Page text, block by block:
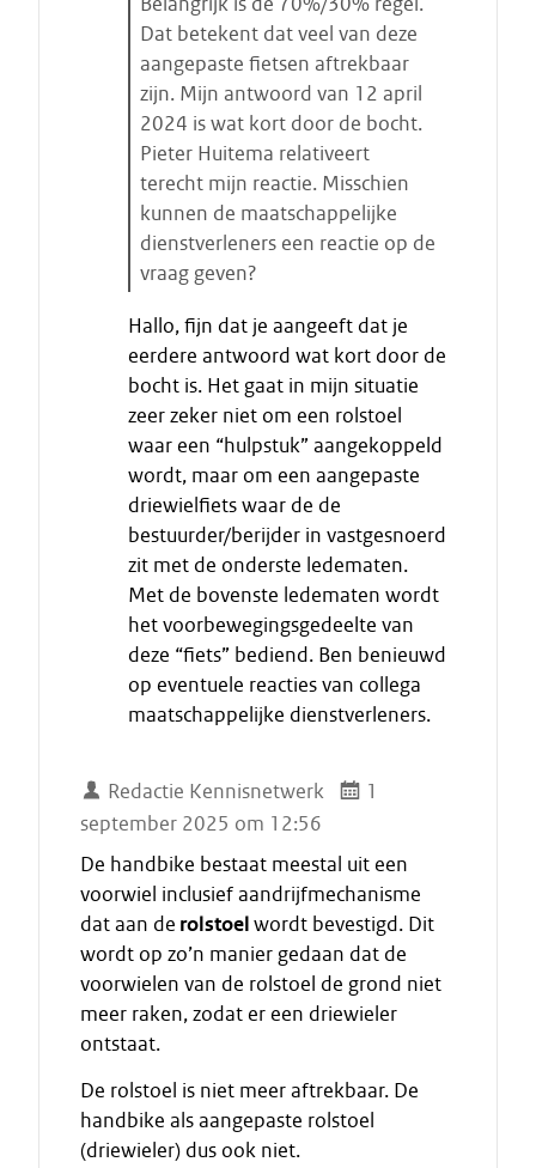
Dat betekent dat veel van deze
aangepaste fietsen aftrekbaar
zijn. Mijn antwoord van 12 april
2024 is wat kort door de bocht.
Pieter Huitema relativeert
terecht mijn reactie. Misschien
kunnen de maatschappelijke
dienstverleners een reactie op de
vraag geven?
i
n
d
e
c
i
t
a
a
t
Hallo, fijn dat je aangeeft dat je
eerdere antwoord wat kort door de
bocht is. Het gaat in mijn situatie
zeer zeker niet om een rolstoel
waar een “hulpstuk” aangekoppeld
wordt, maar om een aangepaste
driewielfiets waar de de
bestuurder/berijder in vastgesnoerd
zit met de onderste ledematen.
Met de bovenste ledematen wordt
het voorbewegingsgedeelte van
deze “fiets” bediend. Ben benieuwd
op eventuele reacties van collega
maatschappelijke dienstverleners.
Redactie Kennisnetwerk
1
september 2025 om 12:56
De handbike bestaat meestal uit een
voorwiel inclusief aandrijfmechanisme
dat aan de rolstoelwordt bevestigd. Dit
wordt op zo’n manier gedaan dat de
voorwielen van de rolstoel de grond niet
meer raken, zodat er een driewieler
ontstaat.
De rolstoel is niet meer aftrekbaar. De
handbike als aangepaste rolstoel
(driewieler) dus ook niet.